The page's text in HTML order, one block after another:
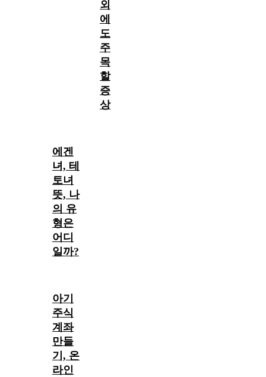
외
에
도
주
목
할
증
상
에겐
녀, 테
토녀
뜻, 나
의 유
형은
어디
일까?
아기
주식
계좌
만들
기, 온
라인